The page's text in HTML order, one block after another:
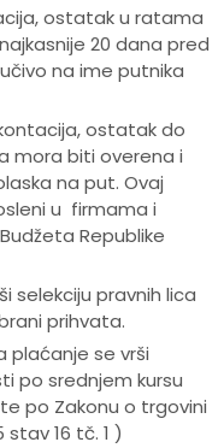
ostatak u ratama
20 dana pred
na ime putnika
ostatak do
mora biti overena i
na put. Ovaj
u firmama i
Republike
selekciju pravnih lica
prihvata.
plaćanje se vrši
po srednjem kursu
po Zakonu o trgovini
stav 16 tč. 1 )